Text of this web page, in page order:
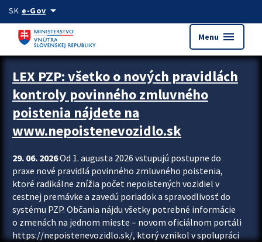
Preskocit na hlavný obsah
SK e-Govarrow_drop_down
Menu menu
Zastavit automatický posun upútavok
LEX PZP: všetko o nových pravidlách
kontroly povinného zmluvného
poistenia nájdete na
www.nepoistenevozidlo.sk
29. 06. 2026Od 1. augusta 2026 vstupujú postupne do
praxe nové pravidlá povinného zmluvného poistenia,
ktoré radikálne znížia počet nepoistených vozidiel v
cestnej premávke a zavedú poriadok a spravodlivosť do
systému PZP. Občania nájdu všetky potrebné informácie
o zmenách na jednom mieste – novom oficiálnom portáli
https://nepoistenevozidlo.sk/, ktorý vznikol v spolupráci